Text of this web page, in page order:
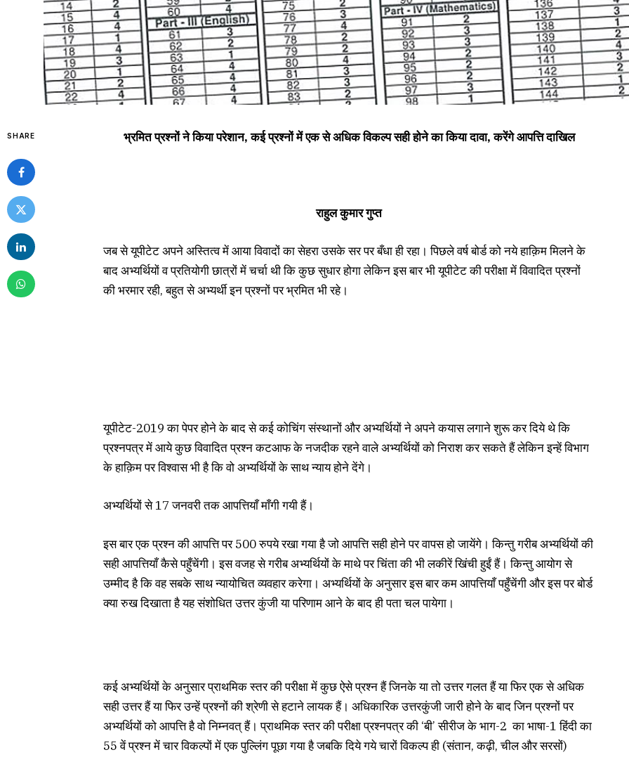
SHARE भ्रमित प्रश्नों ने किया परेशान, कई प्रश्नों में एक से अधिक विकल्प सही होने का किया दावा, करेंगे आपत्ति दाखिल
राहुल कुमार गुप्त
जब से यूपीटेट अपने अस्तित्व में आया विवादों का सेहरा उसके सर पर बँधा ही रहा। पिछले वर्ष बोर्ड को नये हाक़िम मिलने के
बाद अभ्यर्थियों व प्रतियोगी छात्रों में चर्चा थी कि कुछ सुधार होगा लेकिन इस बार भी यूपीटेट की परीक्षा में विवादित प्रश्नों
की भरमार रही, बहुत से अभ्यर्थी इन प्रश्नों पर भ्रमित भी रहे।
यूपीटेट-2019 का पेपर होने के बाद से कई कोचिंग संस्थानों और अभ्यर्थियों ने अपने कयास लगाने शुरू कर दिये थे कि
प्रश्नपत्र में आये कुछ विवादित प्रश्न कटआफ के नजदीक रहने वाले अभ्यर्थियों को निराश कर सकते हैं लेकिन इन्हें विभाग
के हाक़िम पर विश्वास भी है कि वो अभ्यर्थियों के साथ न्याय होने देंगे।
अभ्यर्थियों से 17 जनवरी तक आपत्तियाँ माँगी गयी हैं।
इस बार एक प्रश्न की आपत्ति पर 500 रुपये रखा गया है जो आपत्ति सही होने पर वापस हो जायेंगे। किन्तु गरीब अभ्यर्थियों की
सही आपत्तियाँ कैसे पहुँचेंगी। इस वजह से गरीब अभ्यर्थियों के माथे पर चिंता की भी लकीरें खिंची हुईं हैं। किन्तु आयोग से
उम्मीद है कि वह सबके साथ न्यायोचित व्यवहार करेगा। अभ्यर्थियों के अनुसार इस बार कम आपत्तियाँ पहुँचेंगी और इस पर बोर्ड
क्या रुख दिखाता है यह संशोधित उत्तर कुंजी या परिणाम आने के बाद ही पता चल पायेगा।
कई अभ्यर्थियों के अनुसार प्राथमिक स्तर की परीक्षा में कुछ ऐसे प्रश्न हैं जिनके या तो उत्तर गलत हैं या फिर एक से अधिक
सही उत्तर हैं या फिर उन्हें प्रश्नों की श्रेणी से हटाने लायक हैं। अधिकारिक उत्तरकुंजी जारी होने के बाद जिन प्रश्नों पर
अभ्यर्थियों को आपत्ति है वो निम्नवत् हैं। प्राथमिक स्तर की परीक्षा प्रश्नपत्र की ‘बी’ सीरीज के भाग-2 का भाषा-1 हिंदी का
55 वें प्रश्न में चार विकल्पों में एक पुल्लिंग पूछा गया है जबकि दिये गये चारों विकल्प ही (संतान, कढ़ी, चील और सरसों)